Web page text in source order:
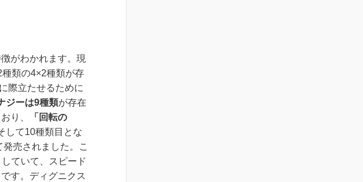
がわかれます。現
類の4×2種類が存
際立たせるために
ジーは9種類が存在
り、
「回転の
して10種類目とな
売されました。こ
していて、スピード
す。ディグニクス